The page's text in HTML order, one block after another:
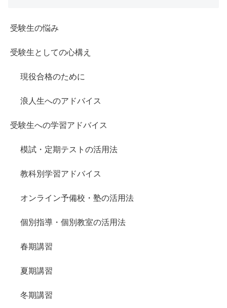
受験生の悩み
受験生としての心構え
現役合格のために
浪人生へのアドバイス
受験生への学習アドバイス
模試・定期テストの活用法
教科別学習アドバイス
オンライン予備校・塾の活用法
個別指導・個別教室の活用法
春期講習
夏期講習
冬期講習